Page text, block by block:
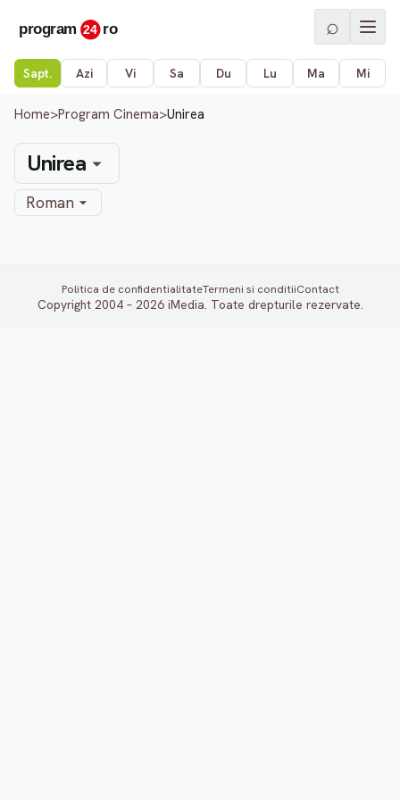
⌕
Sapt. Azi Vi Sa Du Lu Ma Mi
Home>Program Cinema>Unirea
Unirea
Roman
Politica de confidentialitateTermeni si conditiiContact
Copyright 2004 – 2026 iMedia. Toate drepturile rezervate.